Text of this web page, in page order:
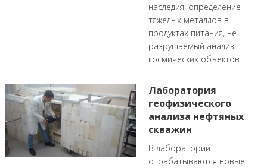
наследия, определение
тяжелых металлов в
продуктах питания, не
разрушаемый анализ
космических объектов.
Лаборатория
геофизического
анализа нефтяных
скважин
В лаборатории
отрабатываются новые